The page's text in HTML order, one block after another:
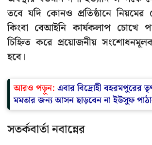
তবে যদি কোনও প্রতিষ্ঠানে
কিংবা বেআইনি কার্যকলাপ চোখে
চিহ্নিত করে প্রয়োজনীয়
হবে।
আরও পড়ুন: এবার বিদ্রোহী বহরমপুরের
মমতার জন্য আসন ছাড়বেন না ইউসুফ
সতর্কবার্তা নবান্নের